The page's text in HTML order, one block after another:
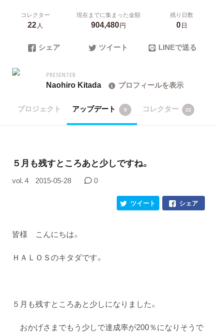
コレクター
22人
現在までに集まった金額
904,480円
残り日数
0日
シェア ツイート LINEで送る
PRESENTER
Naohiro Kitada プロフィールを表示
プロジェクト アップデート 9 コレクター 22
５月も残すところあと少しですね。
vol. 4 2015-05-28 0
シェア
ツイート
皆様 こんにちは。
ＨＡＬＯＳのキタダです。
５月も残すところあと少しになりました。
おかげさまでもう少しで達成率が200％になりそうで